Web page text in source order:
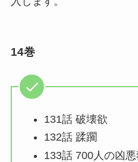
14巻
131話 破壊欲
132話 蹂躙
133話 700人の凶